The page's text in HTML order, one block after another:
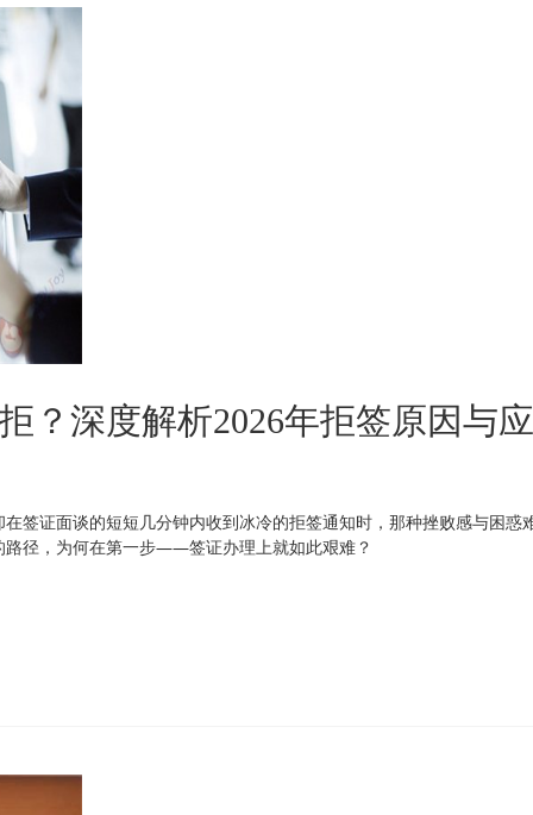
？深度解析2026年拒签原因与应
签证面谈的短短几分钟内收到冰冷的拒签通知时，那种挫败感与困惑
径，为何在第一步——签证办理上就如此艰难？